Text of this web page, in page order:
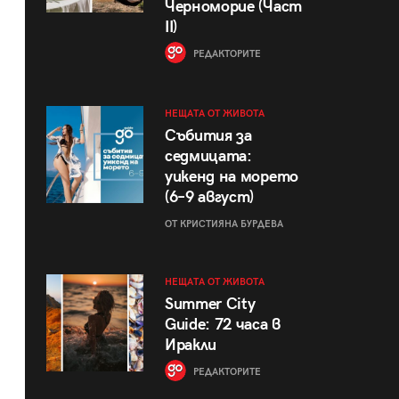
Черноморие (Част
II)
РЕДАКТОРИТЕ
НЕЩАТА ОТ ЖИВОТА
Събития за
седмицата:
уикенд на морето
(6–9 август)
ОТ КРИСТИЯНА БУРДЕВА
НЕЩАТА ОТ ЖИВОТА
Summer City
Guide: 72 часа в
Иракли
РЕДАКТОРИТЕ